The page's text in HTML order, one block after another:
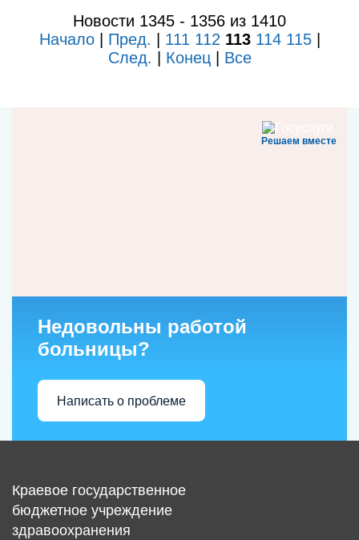
Новости 1345 - 1356 из 1410
Начало| Пред. 111 112 113 114 115|
След.
Конец Все
Решаем вместе
Недовольны работой
больницы?
Написать о проблеме
Краевое государственное
бюджетное учреждение
здравоохранения